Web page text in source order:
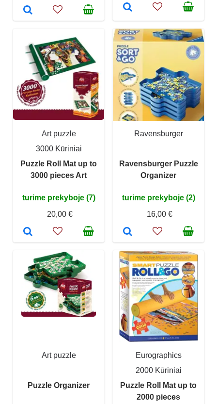
Art puzzle
3000 Kūriniai
Puzzle Roll Mat up to
3000 pieces Art
turime prekyboje (7)
20,00 €
Ravensburger
Ravensburger Puzzle
Organizer
turime prekyboje (2)
16,00 €
Art puzzle
Puzzle Organizer
Eurographics
2000 Kūriniai
Puzzle Roll Mat up to
2000 pieces